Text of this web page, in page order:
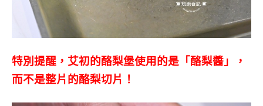
特別提醒，艾初的酪梨堡使用的是「酪梨醬」，
而不是整片的酪梨切片！